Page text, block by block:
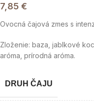
7,85 €
Ovocná čajová zmes s
Zloženie: baza, jablkové
aróma, prírodná aróma.
DRUH ČAJU